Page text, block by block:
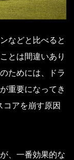
などと比べると
とは間違いあり
ためには、ドラ
重要になってき
コアを崩す原因
、一番効果的な